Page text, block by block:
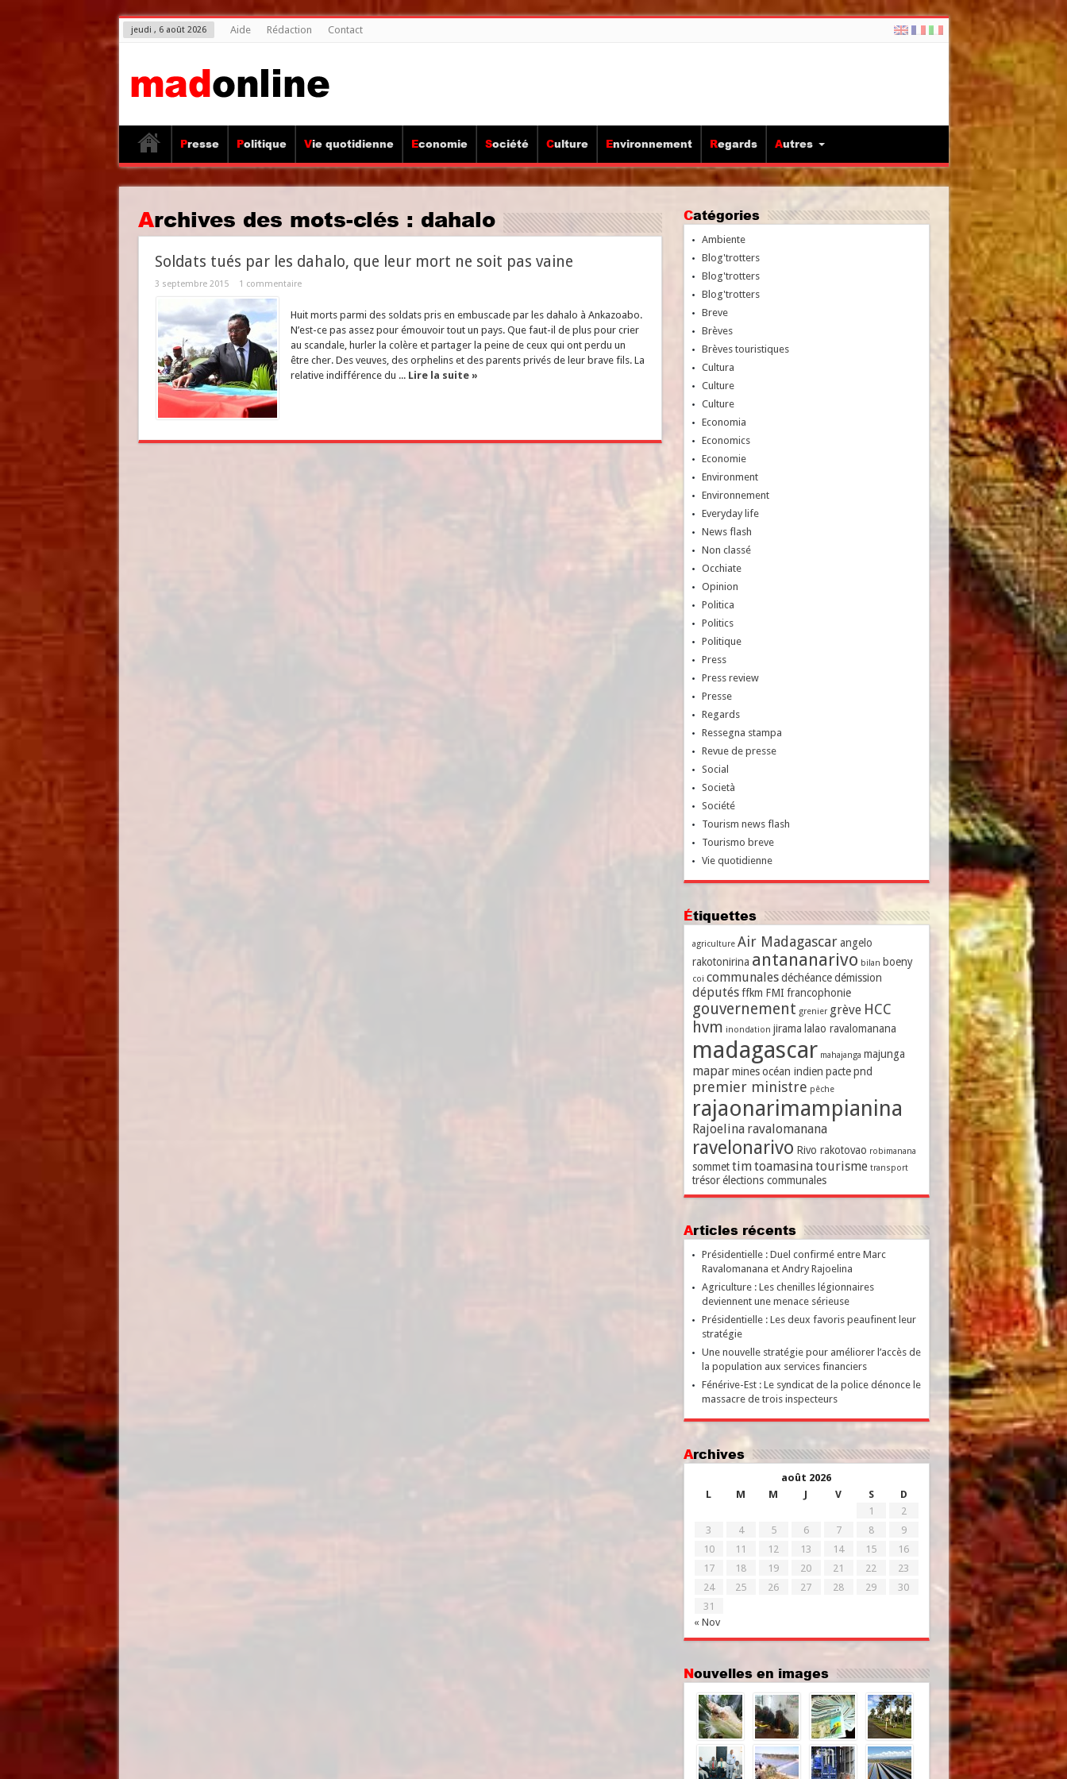
jeudi , 6 août 2026 Aide Rédaction Contact
Presse Politique Vie quotidienne Economie Société Culture Environnement Regards Autres
Archives des mots-clés : dahalo
Soldats tués par les dahalo, que leur mort ne soit pas vaine
3 septembre 2015 1 commentaire
Huit morts parmi des soldats pris en embuscade par les dahalo à Ankazoabo.
N’est-ce pas assez pour émouvoir tout un pays. Que faut-il de plus pour crier
au scandale, hurler la colère et partager la peine de ceux qui ont perdu un
être cher. Des veuves, des orphelins et des parents privés de leur brave fils. La
relative indifférence du ... Lire la suite »
Catégories
Ambiente
Blog'trotters
Blog'trotters
Blog'trotters
Breve
Brèves
Brèves touristiques
Cultura
Culture
Culture
Economia
Economics
Economie
Environment
Environnement
Everyday life
News flash
Non classé
Occhiate
Opinion
Politica
Politics
Politique
Press
Press review
Presse
Regards
Ressegna stampa
Revue de presse
Social
Società
Société
Tourism news flash
Tourismo breve
Vie quotidienne
Étiquettes
agriculture Air Madagascar angelo
rakotonirina antananarivo bilan boeny
coi communales déchéance démission
députés ffkm FMI francophonie
gouvernement grenier grève HCC
hvm inondation jirama lalao ravalomanana
madagascar mahajanga majunga
mapar mines océan indien pacte pnd
premier ministre pêche
rajaonarimampianina
Rajoelina ravalomanana
ravelonarivo Rivo rakotovao robimanana
sommet timtoamasinatourisme transport
trésor élections communales
Articles récents
Présidentielle : Duel confirmé entre Marc
Ravalomanana et Andry Rajoelina
Agriculture : Les chenilles légionnaires
deviennent une menace sérieuse
Présidentielle : Les deux favoris peaufinent leur
stratégie
Une nouvelle stratégie pour améliorer l’accès de
la population aux services financiers
Fénérive-Est : Le syndicat de la police dénonce le
massacre de trois inspecteurs
Archives
août 2026
L
M M J V S D
« Nov
1
2
3
4 5 6 7 8
9
10
11 12 13 14 15
16
17
18 19 20 21 22
23
24
25 26 27 28 29
30
31
Nouvelles en images